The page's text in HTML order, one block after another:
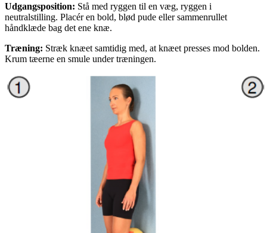
Udgangsposition: Stå med ryggen til en væg, ryggen i
neutralstilling. Placér en bold, blød pude eller sammenrullet
håndklæde bag det ene knæ.
Træning: Stræk knæet samtidig med, at knæet presses mod bolden.
Krum tæerne en smule under træningen.